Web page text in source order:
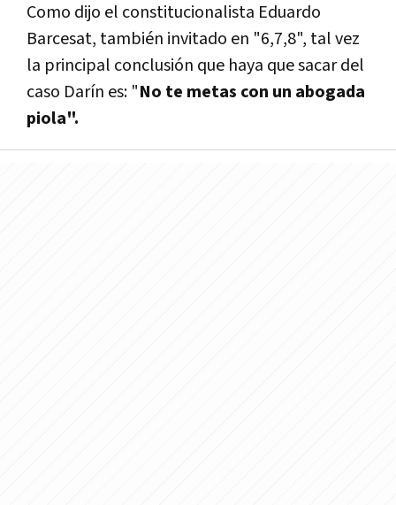
Como dijo el constitucionalista Eduardo
Barcesat, también invitado en "6,7,8", tal vez
la principal conclusión que haya que sacar del
caso Darín es: "No te metas con un abogada
piola".